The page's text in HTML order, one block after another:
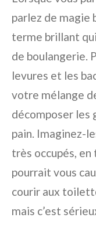
parlez de
terme brillant
de boulangerie.
levures et les
votre mélange
décomposer les
pain. Imaginez-
très occupés,
pourrait vous
courir aux
mais c’est